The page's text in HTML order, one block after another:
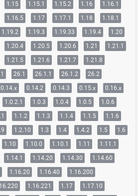
1.15 1.15.1 1.15.2 1.16
1.16.1
1.16.5 1.17 1.17.1 1.18
1.18.1
1.19.2 1.19.3 1.19.33 1.19.4
1.20
1.20.4 1.20.5 1.20.6 1.21
1.21.1
1.21.5 1.21.6 1.21.7
1.21.8
26.1 26.1.1 26.1.2 26.2
0.14.x 0.14.2 0.14.3 0.15.x
0.16.x
1.0.2.1 1.0.3 1.0.4 1.0.5
1.0.6
1.1.2 1.1.3 1.1.4 1.1.5
1.1.6
1.2.10 1.3 1.4 1.4.2 1.5
1.6
1.10 1.10.0 1.10.1 1.11
1.11.1
1.14.1 1.14.20 1.14.30
1.14.60
1.16.20 1.16.40
1.16.200
1.16.221 1.17
1.17.10